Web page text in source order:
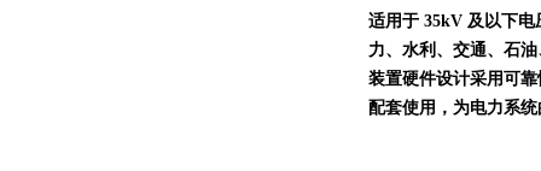
适用于 35kV 及以下
力、水利、交通、石
装置硬件设计采用可
配套使用，为电力系